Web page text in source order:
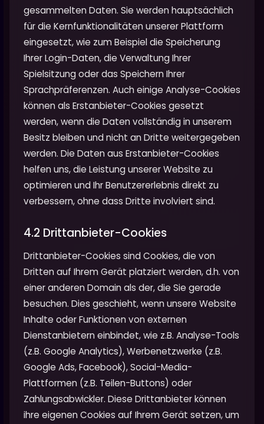
gesammelten Daten. Sie werden hauptsächlich
für die Kernfunktionalitäten unserer Plattform
eingesetzt, wie zum Beispiel die Speicherung
Ihrer Login-Daten, die Verwaltung Ihrer
Spielsitzung oder das Speichern Ihrer
Sprachpräferenzen. Auch einige Analyse-Cookies
können als Erstanbieter-Cookies gesetzt
werden, wenn die Daten vollständig in unserem
Besitz bleiben und nicht an Dritte weitergegeben
werden. Die Daten aus Erstanbieter-Cookies
helfen uns, die Leistung unserer Website zu
optimieren und Ihr Benutzererlebnis direkt zu
verbessern, ohne dass Dritte involviert sind.
4.2 Drittanbieter-Cookies
Drittanbieter-Cookies sind Cookies, die von
Dritten auf Ihrem Gerät platziert werden, d.h. von
einer anderen Domain als der, die Sie gerade
besuchen. Dies geschieht, wenn unsere Website
Inhalte oder Funktionen von externen
Dienstanbietern einbindet, wie z.B. Analyse-Tools
(z.B. Google Analytics), Werbenetzwerke (z.B.
Google Ads, Facebook), Social-Media-
Plattformen (z.B. Teilen-Buttons) oder
Zahlungsabwickler. Diese Drittanbieter können
ihre eigenen Cookies auf Ihrem Gerät setzen, um